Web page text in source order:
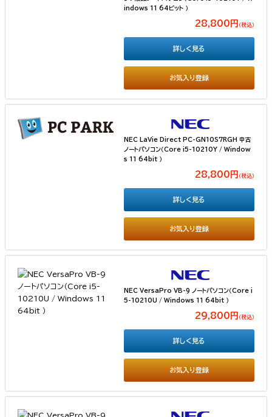
indows 11 64ビット ）
28,800円 （税込）
お気入り登録
詳しく見る
NEC LaVie Direct PC-GN10S7RGH 中古
ノートパソコン（Core i5-10210Y / Window
s 11 64bit ）
28,800円 （税込）
お気入り登録
詳しく見る
NEC VersaPro VB-9 ノートパソコン（Core i
5-10210U / Windows 11 64bit ）
29,800円 （税込）
お気入り登録
詳しく見る